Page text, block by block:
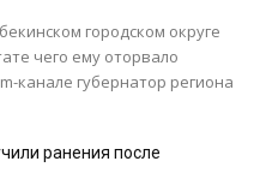
городском округе
чего ему оторвало
канале губернатор региона
ранения после